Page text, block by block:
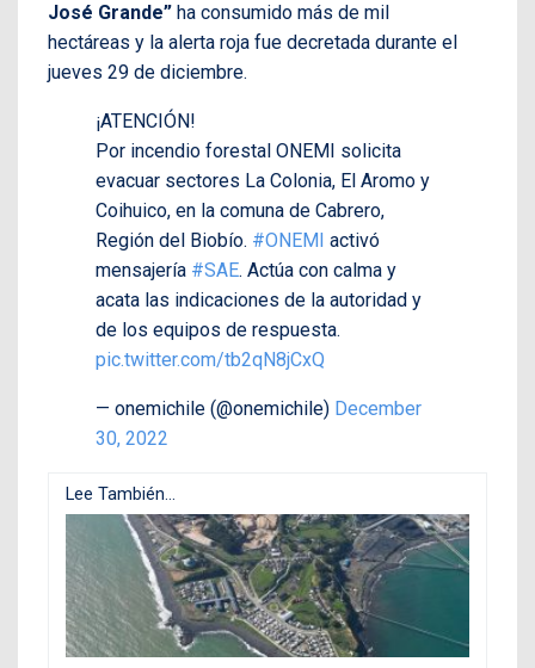
José Grande” ha consumido más de mil
hectáreas y la alerta roja fue decretada durante el
jueves 29 de diciembre.
¡ATENCIÓN!
Por incendio forestal ONEMI solicita
evacuar sectores La Colonia, El Aromo y
Coihuico, en la comuna de Cabrero,
Región del Biobío. #ONEMI activó
mensajería #SAE. Actúa con calma y
acata las indicaciones de la autoridad y
de los equipos de respuesta.
pic.twitter.com/tb2qN8jCxQ
— onemichile (@onemichile) December
30, 2022
Lee También...